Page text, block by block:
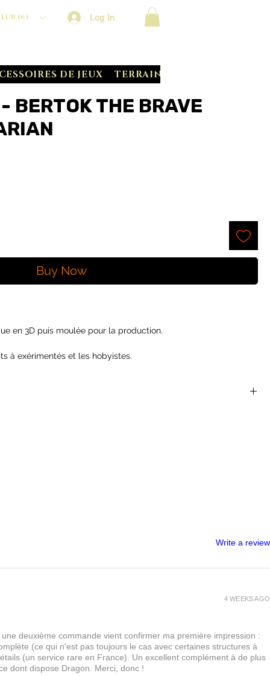
EUR (€) Log In
DE JEUX TERRAIN CRATE
THE BRAVE
Buy Now
en 3D puis moulée pour la production.
à exérimentés et les hobyistes.
Dragon Age, Castles and Crusades, Hackmaster,
gammes de la marque.
Write a review
deuxième commande vient confirmer ma première impression :
(ce qui n'est pas toujours le cas avec certaines structures à
(un service rare en France). Un excellent complément à de plus
dont dispose Dragon. Merci, donc !
4 WEEKS AGO